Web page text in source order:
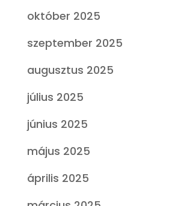
október 2025
szeptember 2025
augusztus 2025
július 2025
június 2025
május 2025
április 2025